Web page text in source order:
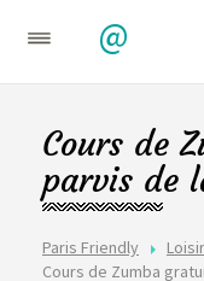
@
Paris Friendly
Cours de Zumba
Cours de
parvis de